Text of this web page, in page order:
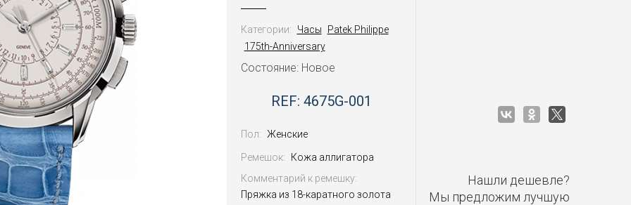
Категории: Часы
Patek Philippe
175th-Anniversary
Состояние: Новое
REF: 4675G-001
Пол: Женские
Ремешок:
Кожа аллигатора
Комментарий к ремешку:
Пряжка из 18-каратного золота
Нашли дешевле?
Мы предложим лучшую